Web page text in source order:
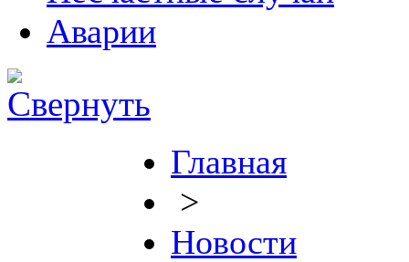
Аварии
Главная
>
Новости